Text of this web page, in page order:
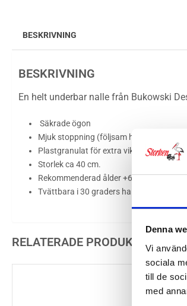
Denna
Vi
sociala
till de
med
BESKRIVNING
BESKRIVNING
En helt underbar nalle från Bukowski
Säkrade ögon
Mjuk stoppning (följsam hållning)
Plastgranulat för extra vikt (säkrade i en
Storlek ca 40 cm.
Rekommenderad ålder +6mån
Tvättbara i 30 graders handtvätt
RELATERADE PRODUKTER